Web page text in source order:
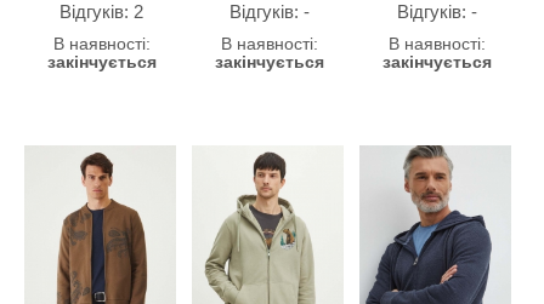
Відгуків: 2
В наявності:
закінчується
Відгуків: -
В наявності:
закінчується
Відгуків: -
В наявності:
закінчується